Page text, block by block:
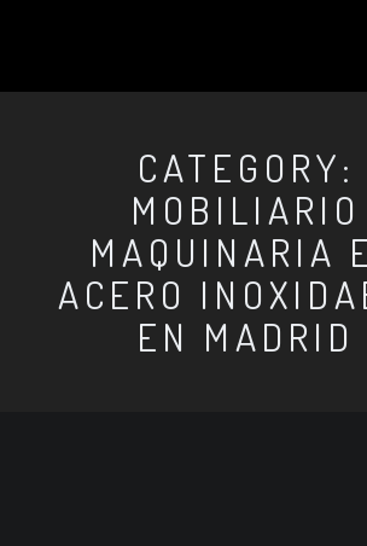
CATEGORY:
MOBILIARIO
MAQUINARIA
ACERO
EN MADRID